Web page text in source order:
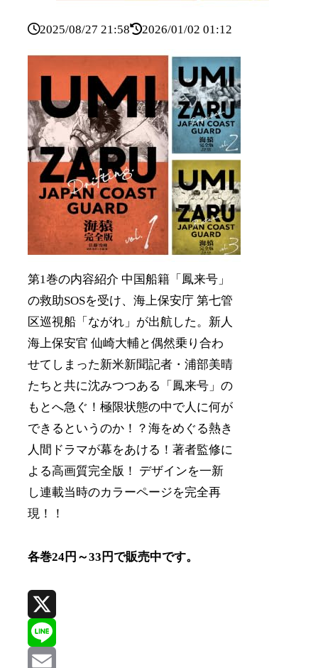
2025/08/27 21:58 2026/01/02 01:12
第1巻の内容紹介 中国船籍「鳳来号」
の救助SOSを受け、海上保安庁 第七管
区巡視船「ながれ」が出航した。新人
海上保安官 仙崎大輔と偶然乗り合わ
せてしまった新米新聞記者・浦部美晴
たちと共に沈みつつある「鳳来号」の
もとへ急ぐ！極限状態の中で人に何が
できるというのか！？海をめぐる熱き
人間ドラマが幕をあける！著者監修に
よる高画質完全版！ デザインを一新
し連載当時のカラーページを完全再
現！！
各巻24円～33円で販売中です。
X
Line